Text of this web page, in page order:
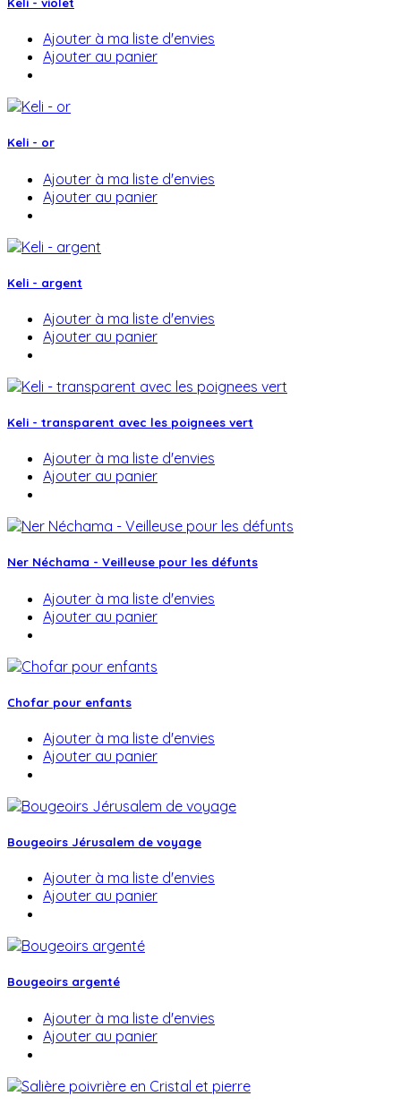
Ajouter à ma liste d'envies
Ajouter au panier
Keli - or
Ajouter à ma liste d'envies
Ajouter au panier
Keli - argent
Ajouter à ma liste d'envies
Ajouter au panier
Keli - transparent avec les poignees vert
Ajouter à ma liste d'envies
Ajouter au panier
Ner Néchama - Veilleuse pour les défunts
Ajouter à ma liste d'envies
Ajouter au panier
Chofar pour enfants
Ajouter à ma liste d'envies
Ajouter au panier
Bougeoirs Jérusalem de voyage
Ajouter à ma liste d'envies
Ajouter au panier
Bougeoirs argenté
Ajouter à ma liste d'envies
Ajouter au panier